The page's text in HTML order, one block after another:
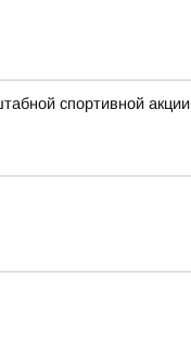
спортивной акции